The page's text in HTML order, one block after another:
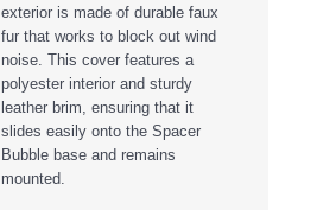
exterior is made of durable faux
fur that works to block out wind
noise. This cover features a
polyester interior and sturdy
leather brim, ensuring that it
slides easily onto the Spacer
Bubble base and remains
mounted.